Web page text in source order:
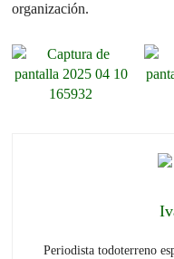
organización.
Periodista todoterreno